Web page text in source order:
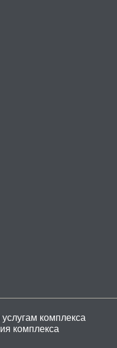
комплекса
комплекса